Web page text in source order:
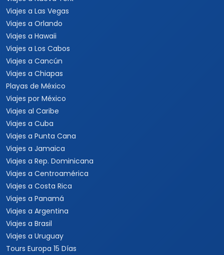
Viajes a Las Vegas
Viajes a Orlando
Viajes a Hawaii
Viajes a Los Cabos
Viajes a Cancún
Viajes a Chiapas
Playas de México
Viajes por México
Viajes al Caribe
Viajes a Cuba
Viajes a Punta Cana
Viajes a Jamaica
Viajes a Rep. Dominicana
Viajes a Centroamérica
Viajes a Costa Rica
Viajes a Panamá
Viajes a Argentina
Viajes a Brasil
Viajes a Uruguay
Tours Europa 15 Días